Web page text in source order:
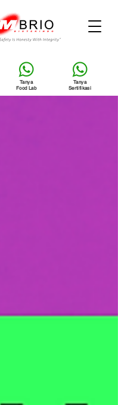
Tanya
Food Lab
Tanya
Sertifikasi